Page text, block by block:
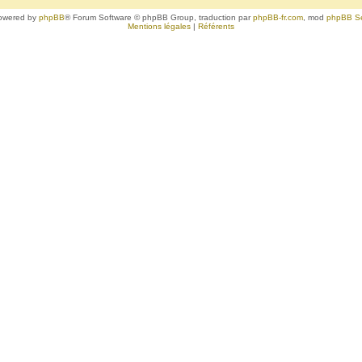
by phpBB® Forum Software © phpBB Group, traduction parphpBB-fr.com , mod phpBB
Mentions légales | Référents